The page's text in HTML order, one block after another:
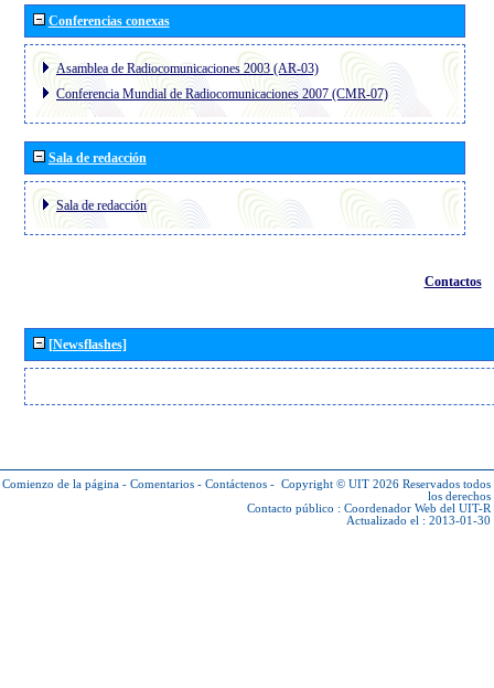
Conferencias conexas
Asamblea de Radiocomunicaciones 2003 (AR-03)
Conferencia Mundial de Radiocomunicaciones 2007 (CMR-07)
Sala de redacción
Sala de redacción
Contactos
[Newsflashes]
Comienzo de la página - Comentarios - Contáctenos - Copyright © UIT 2026 Reservados todos
los derechos
Contacto público : Coordenador Web del UIT-R
Actualizado el : 2013-01-30